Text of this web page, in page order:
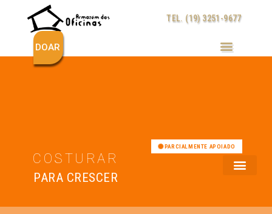
conteúdo
TEL. (19) 3251-9677
DOAR
COSTURAR
PARA CRESCER
PARCIALMENTE APOIADO